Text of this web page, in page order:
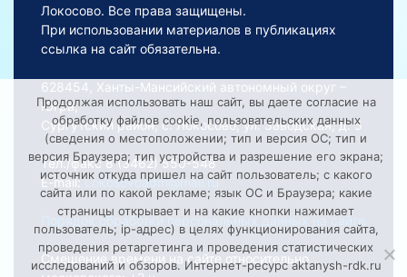
Локосово. Все права защищены.
При использовании материалов в публикациях
ссылка на сайт обязательна.
628454, Ханты-Мансийский автономный округ –
Югра,
Сургутский район, с. Локосово, ул. Заводская, д. 5
Тел./факс 8 (3462) 550-548
E-mail:Lokosovoadm@mail.ru
Порядок обработки персональных данных на сайте
Смещение времени на сайте относительно
Продолжая использовать наш сайт, вы даете согласие на
обработку файлов cookie, пользовательских данных
(сведения о местоположении; тип и версия ОС; тип и
версия Браузера; тип устройства и разрешение его экрана;
источник откуда пришел на сайт пользователь; с какого
сайта или по какой рекламе; язык ОС и Браузера; какие
страницы открывает и на какие кнопки нажимает
пользователь; ip-адрес) в целях функционирования сайта,
проведения ретаргетинга и проведения статистических
исследований и обзоров. Интернет-ресурс aktanysh-rdk.ru